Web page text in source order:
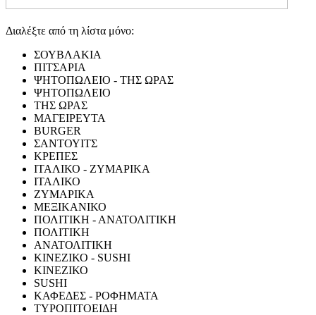
Διαλέξτε από τη λίστα μόνο:
ΣΟΥΒΛΑΚΙΑ
ΠΙΤΣΑΡΙΑ
ΨΗΤΟΠΩΛΕΙΟ - ΤΗΣ ΩΡΑΣ
ΨΗΤΟΠΩΛΕΙΟ
ΤΗΣ ΩΡΑΣ
ΜΑΓΕΙΡΕΥΤΑ
BURGER
ΣΑΝΤΟΥΙΤΣ
ΚΡΕΠΕΣ
ΙΤΑΛΙΚΟ - ΖΥΜΑΡΙΚΑ
ΙΤΑΛΙΚΟ
ΖΥΜΑΡΙΚΑ
ΜΕΞΙΚΑΝΙΚΟ
ΠΟΛΙΤΙΚΗ - ΑΝΑΤΟΛΙΤΙΚΗ
ΠΟΛΙΤΙΚΗ
ΑΝΑΤΟΛΙΤΙΚΗ
ΚΙΝΕΖΙΚΟ - SUSHI
ΚΙΝΕΖΙΚΟ
SUSHI
ΚΑΦΕΔΕΣ - ΡΟΦΗΜΑΤΑ
ΤΥΡΟΠΙΤΟΕΙΔΗ